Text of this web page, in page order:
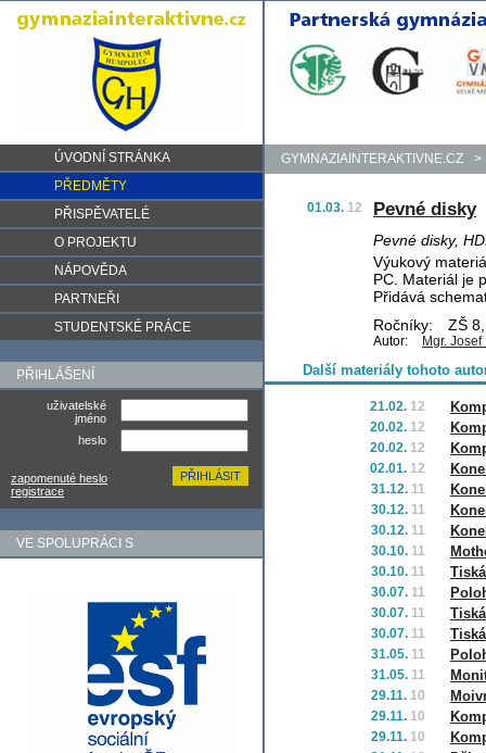
ÚVODNÍ STRÁNKA
PŘEDMĚTY
PŘISPĚVATELÉ
O PROJEKTU
NÁPOVĚDA
PARTNEŘI
STUDENTSKÉ PRÁCE
PŘIHLÁŠENÍ
uživatelské
jméno
heslo
zapomenuté heslo
registrace
VE SPOLUPRÁCI S
GYMNAZIAINTERAKTIVNE.CZ >
01.03. 12 Pevné disky
Pevné disky,
Výukový
PC. Materiál je
Přidává
Ročníky:
ZŠ
Autor: Mgr.
Další materiály tohoto
21.02. 12
20.02. 12
20.02. 12
02.01. 12
31.12. 11
30.12. 11
30.12. 11
30.10. 11
30.10. 11
30.07. 11
30.07. 11
30.07. 11
31.05. 11
31.05. 11
29.11. 10
29.11. 10
29.11. 10